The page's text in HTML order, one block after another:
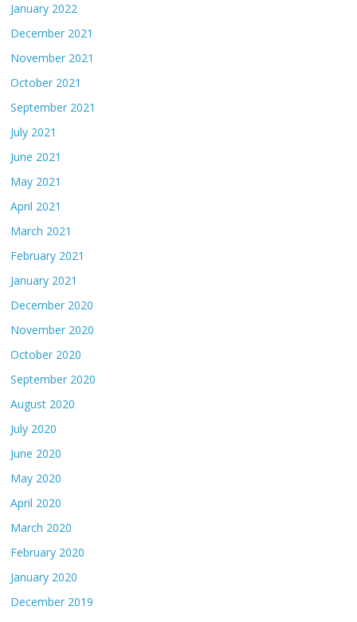
January 2022
December 2021
November 2021
October 2021
September 2021
July 2021
June 2021
May 2021
April 2021
March 2021
February 2021
January 2021
December 2020
November 2020
October 2020
September 2020
August 2020
July 2020
June 2020
May 2020
April 2020
March 2020
February 2020
January 2020
December 2019